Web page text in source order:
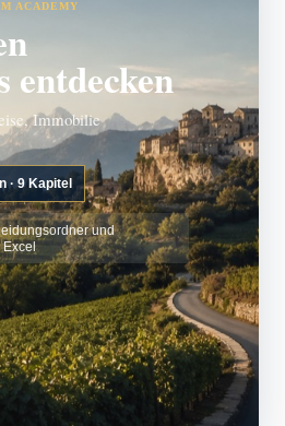
ACADEMY
entdecken
Immobilie
· 9 Kapitel
und
Excel